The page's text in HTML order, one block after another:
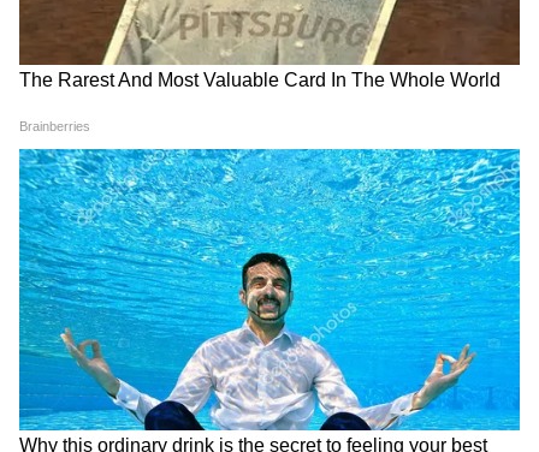
Related Articles
Motorola Smartphones: ভারতের শীর্ষ ৫টি
স্মার্টফোন ব্র্যান্ডের তালিকায় মোটোরোলা, দুটি মডেলে
বিশেষ অফার?
Motorola Smartphones: বাজার কাঁপাতে তৈরি
মোটোরোলা, এসে গেল দুটি নতুন স্মার্টফোন! শক্তিশালী
ব্যাটারি এবং দামেও কম